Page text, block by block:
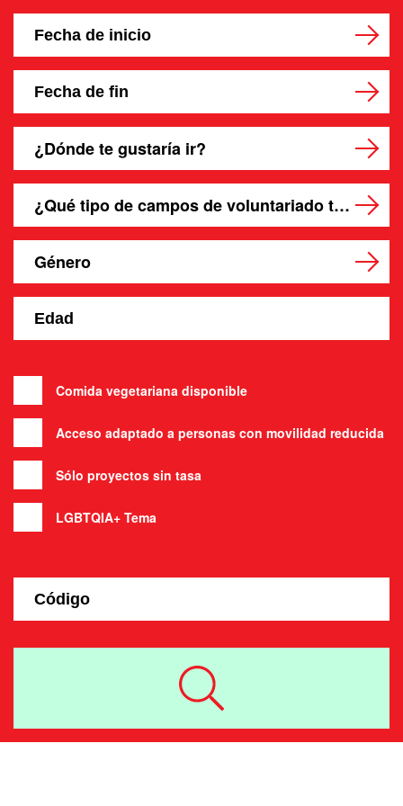
¿Dónde te gustaría ir?
¿Qué tipo de campos de voluntariado te gustaría?
Género
Comida vegetariana disponible
Acceso adaptado a personas con movilidad reducida
Sólo proyectos sin tasa
LGBTQIA+ Tema